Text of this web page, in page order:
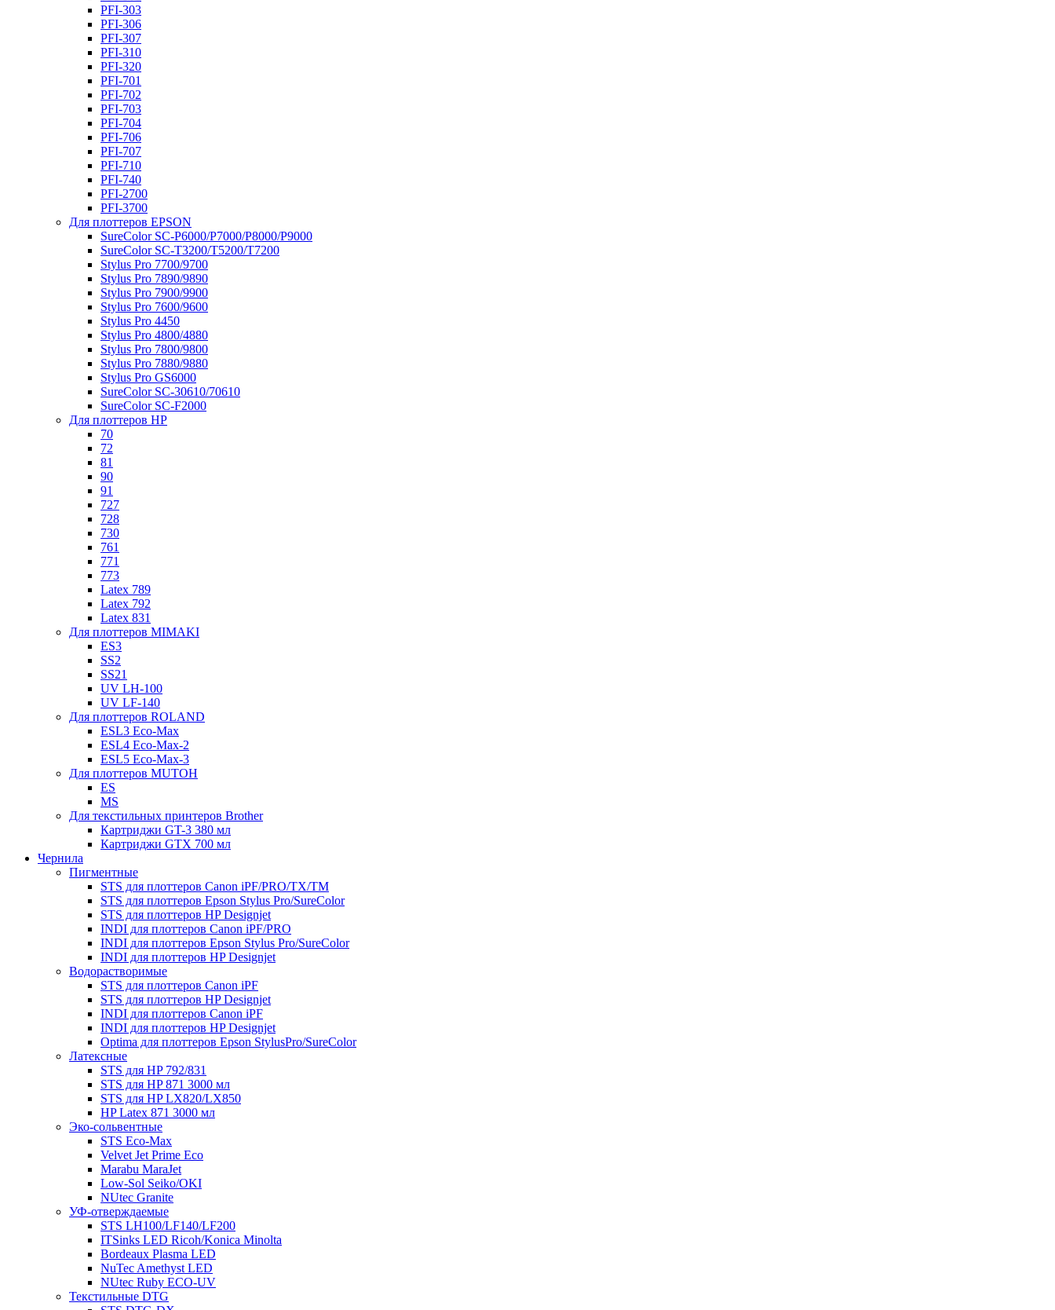
PFI-303
PFI-306
PFI-307
PFI-310
PFI-320
PFI-701
PFI-702
PFI-703
PFI-704
PFI-706
PFI-707
PFI-710
PFI-740
PFI-2700
PFI-3700
Для плоттеров EPSON
SureColor SC-P6000/P7000/P8000/P9000
SureColor SC-Т3200/T5200/T7200
Stylus Pro 7700/9700
Stylus Pro 7890/9890
Stylus Pro 7900/9900
Stylus Pro 7600/9600
Stylus Pro 4450
Stylus Pro 4800/4880
Stylus Pro 7800/9800
Stylus Pro 7880/9880
Stylus Pro GS6000
SureColor SC-30610/70610
SureColor SC-F2000
Для плоттеров HP
70
72
81
90
91
727
728
730
761
771
773
Latex 789
Latex 792
Latex 831
Для плоттеров MIMAKI
ES3
SS2
SS21
UV LH-100
UV LF-140
Для плоттеров ROLAND
ESL3 Eco-Max
ESL4 Eco-Max-2
ESL5 Eco-Max-3
Для плоттеров MUTOH
ES
MS
Для текстильных принтеров Brother
Картриджи GT-3 380 мл
Картриджи GTX 700 мл
Чернила
Пигментные
STS для плоттеров Canon iPF/PRO/TX/ТМ
STS для плоттеров Epson Stylus Pro/SureColor
STS для плоттеров HP Designjet
INDI для плоттеров Canon iPF/PRO
INDI для плоттеров Epson Stylus Pro/SureColor
INDI для плоттеров HP Designjet
Водорастворимые
STS для плоттеров Canon iPF
STS для плоттеров HP Designjet
INDI для плоттеров Canon iPF
INDI для плоттеров HP Designjet
Optima для плоттеров Epson StylusPro/SureColor
Латексные
STS для HP 792/831
STS для HP 871 3000 мл
STS для HP LX820/LX850
HP Latex 871 3000 мл
Эко-сольвентные
STS Eco-Max
Velvet Jet Prime Eco
Marabu MaraJet
Low-Sol Seiko/OKI
NUtec Granite
УФ-отверждаемые
STS LH100/LF140/LF200
ITSinks LED Ricoh/Konica Minolta
Bordeaux Plasma LED
NuTec Amethyst LED
NUtec Ruby ECO-UV
Текстильные DTG